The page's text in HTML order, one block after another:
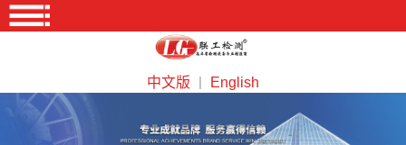
中文版 English